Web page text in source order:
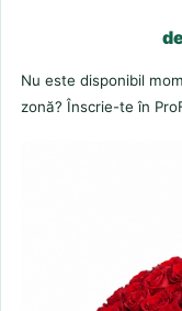
Nu este disponibil
zonă? Înscrie-te în